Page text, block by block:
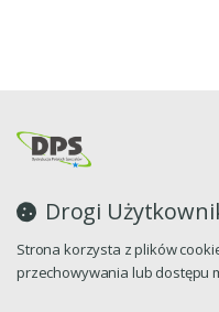
Drogi
Strona korzysta z plików
przechowywania lub dostępu